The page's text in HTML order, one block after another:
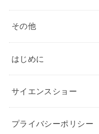
その他
はじめに
サイエンスショー
プライバシーポリシー